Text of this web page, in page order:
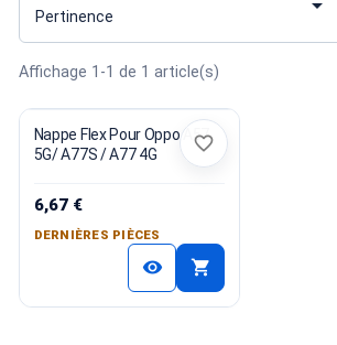
Pertinence 
Affichage 1-1 de 1 article(s)
Nappe Flex Pour Oppo A57
5G/ A77S / A77 4G
6,67 €
DERNIÈRES PIÈCES
visibility shopping_cart
favorite_border